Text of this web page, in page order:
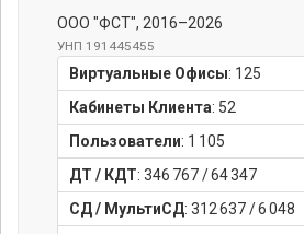
ООО "ФСТ", 2016–2026
УНП 191445455
Виртуальные Офисы: 125
Кабинеты Клиента: 52
Пользователи: 1 105
ДТ / КДТ: 346 767/64 347
СД / МультиСД: 312 637/6 048